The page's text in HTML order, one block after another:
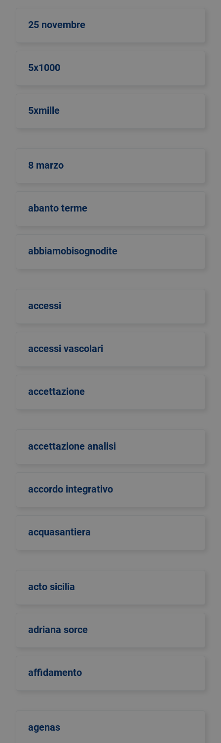
25 novembre
5x1000
5xmille
8 marzo
abanto terme
abbiamobisognodite
accessi
accessi vascolari
accettazione
accettazione analisi
accordo integrativo
acquasantiera
acto sicilia
adriana sorce
affidamento
agenas